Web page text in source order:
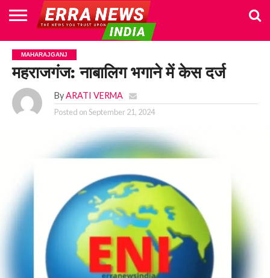
HOME
POLITICS
NEWS
BUSINESS
CULTURE
NATIONAL
SPORTS
LIFESTYLE
TRAVEL
OPINION
BREAKING
NEWS
ENTERTAINMENT
WORLD
CRIME
JOIN
US
MAHARAJGANJ
महराजगंज: नाबालिग भगाने में केस दर्ज
By ARATI VERMA
Posted onSeptember 21, 2024